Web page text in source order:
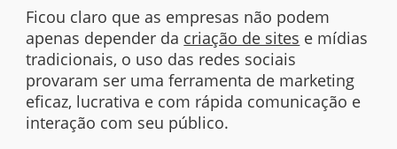
Ficou claro que as empresas não podem
apenas depender da criação de sites e mídias
tradicionais, o uso das redes sociais
provaram ser uma ferramenta de marketing
eficaz, lucrativa e com rápida comunicação e
interação com seu público.